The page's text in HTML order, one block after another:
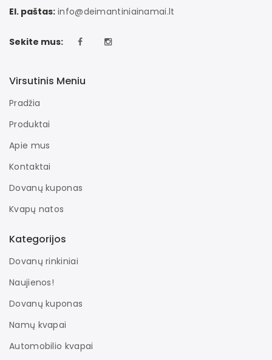
El. paštas: info@deimantiniainamai.lt
Sekite mus:
Virsutinis Meniu
Pradžia
Produktai
Apie mus
Kontaktai
Dovanų kuponas
Kvapų natos
Kategorijos
Dovanų rinkiniai
Naujienos!
Dovanų kuponas
Namų kvapai
Automobilio kvapai